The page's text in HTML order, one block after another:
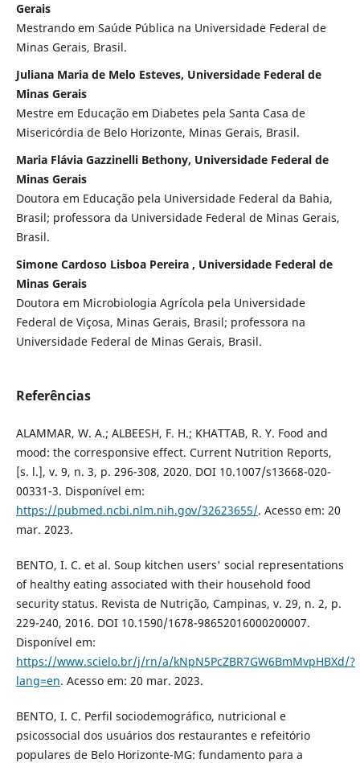
Gerais
Mestrando em Saúde Pública na Universidade Federal de
Minas Gerais, Brasil.
Juliana Maria de Melo Esteves, Universidade Federal de
Minas Gerais
Mestre em Educação em Diabetes pela Santa Casa de
Misericórdia de Belo Horizonte, Minas Gerais, Brasil.
Maria Flávia Gazzinelli Bethony, Universidade Federal de
Minas Gerais
Doutora em Educação pela Universidade Federal da Bahia,
Brasil; professora da Universidade Federal de Minas Gerais,
Brasil.
Simone Cardoso Lisboa Pereira , Universidade Federal de
Minas Gerais
Doutora em Microbiologia Agrícola pela Universidade
Federal de Viçosa, Minas Gerais, Brasil; professora na
Universidade Federal de Minas Gerais, Brasil.
Referências
ALAMMAR, W. A.; ALBEESH, F. H.; KHATTAB, R. Y. Food and
mood: the corresponsive effect. Current Nutrition Reports,
[s. l.], v. 9, n. 3, p. 296-308, 2020. DOI 10.1007/s13668-020-
00331-3. Disponível em:
https://pubmed.ncbi.nlm.nih.gov/32623655/. Acesso em: 20
mar. 2023.
BENTO, I. C. et al. Soup kitchen users' social representations
of healthy eating associated with their household food
security status. Revista de Nutrição, Campinas, v. 29, n. 2, p.
229-240, 2016. DOI 10.1590/1678-98652016000200007.
Disponível em:
https://www.scielo.br/j/rn/a/kNpN5PcZBR7GW6BmMvpHBXd/?
lang=en. Acesso em: 20 mar. 2023.
BENTO, I. C. Perfil sociodemográfico, nutricional e
psicossocial dos usuários dos restaurantes e refeitório
populares de Belo Horizonte-MG: fundamento para a